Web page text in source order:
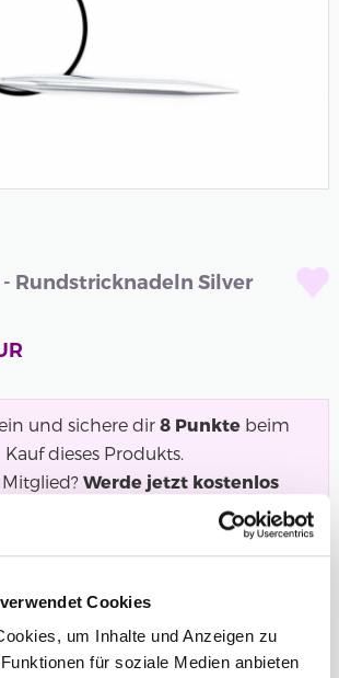
Cookies
um Inhalte und Anzeigen zu
für soziale Medien anbieten
- Rundstricknadeln Silver
und sichere dir 8 Punktebeim
Kauf dieses Produkts.
Werde jetzt kostenlos
mit dem Punktesammeln!
Rundstricknadeln von House of
Stärke